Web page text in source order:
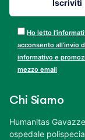
Ho letto
acconsento all’invio
informativo e
mezzo email
Chi Siamo
Humanitas
ospedale